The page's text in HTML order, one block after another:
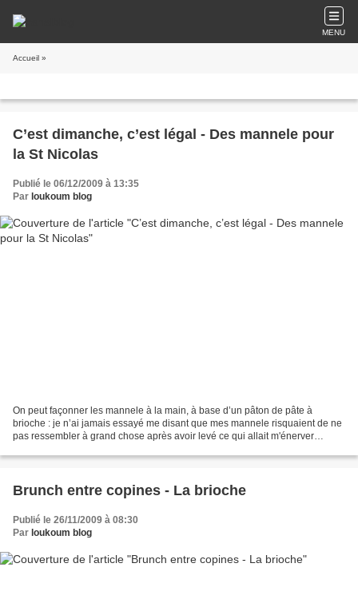
MENU
Accueil »
C’est dimanche, c’est légal - Des mannele pour
la St Nicolas
Publié le 06/12/2009 à 13:35
Par loukoum blog
On peut façonner les mannele à la main, à base d’un pâton de pâte à
brioche : je n’ai jamais essayé me disant que mes mannele risquaient de ne
pas ressembler à grand chose après avoir levé ce qui allait m'énerver
Brunch entre copines - La brioche
Publié le 26/11/2009 à 08:30
Par loukoum blog